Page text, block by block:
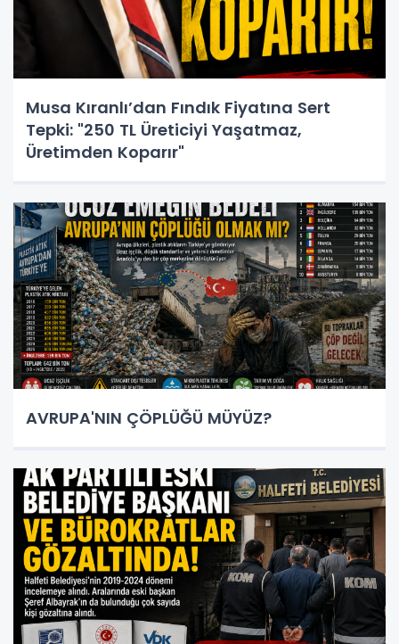
Musa Kıranlı’dan Fındık Fiyatına Sert
Tepki: "250 TL Üreticiyi Yaşatmaz,
Üretimden Koparır"
AVRUPA'NIN ÇÖPLÜĞÜ MÜYÜZ?